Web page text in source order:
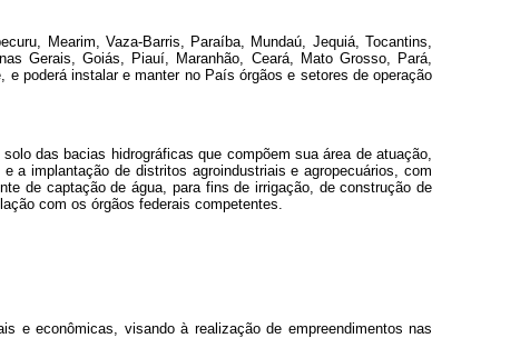
Mearim, Vaza-Barris, Paraíba, Mundaú, Jequiá, Tocantins,
Gerais, Goiás, Piauí, Maranhão, Ceará, Mato Grosso, Pará,
poderá instalar e manter no País órgãos e setores de operação
das bacias hidrográficas que compõem sua área de atuação,
a implantação de distritos agroindustriais e agropecuários, com
de captação de água, para fins de irrigação, de construção de
com os órgãos federais competentes.
e econômicas, visando à realização de empreendimentos nas